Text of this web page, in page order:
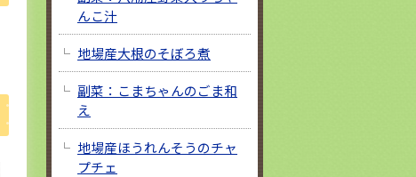
んこ汁
地場産大根のそぼろ煮
副菜：こまちゃんのごま和
え
地場産ほうれんそうのチャ
プチェ